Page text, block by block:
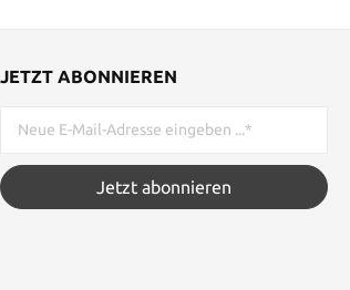
JETZT ABONNIEREN
Jetzt abonnieren